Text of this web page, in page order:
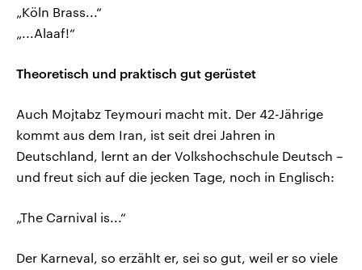
„Köln Brass...“
„...Alaaf!“
Theoretisch und praktisch gut gerüstet
Auch Mojtabz Teymouri macht mit. Der 42-Jährige
kommt aus dem Iran, ist seit drei Jahren in
Deutschland, lernt an der Volkshochschule Deutsch –
und freut sich auf die jecken Tage, noch in Englisch:
„The Carnival is...“
Der Karneval, so erzählt er, sei so gut, weil er so viele